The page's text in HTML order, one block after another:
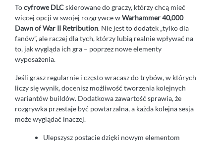
Tocyfrowe DLCskierowane do graczy, którzy chcą mieć
więcej opcji w swojej rozgrywce wWarhammer 40,000
Dawn of War II Retribution. Nie jest to dodatek „tylko dla
fanów”, ale raczej dla tych, którzy lubią realnie wpływać na
to, jak wygląda ich gra – poprzez nowe elementy
wyposażenia.
Jeśli grasz regularnie i często wracasz do trybów, w których
liczy się wynik, docenisz możliwość tworzenia kolejnych
wariantów buildów. Dodatkowa zawartość sprawia, że
rozgrywka przestaje być powtarzalna, a każda kolejna sesja
może wyglądać inaczej.
Ulepszysz postacie dzięki nowym elementom